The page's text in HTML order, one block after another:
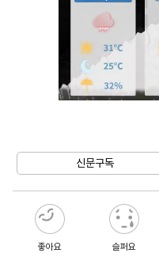
신문구독
좋아요 슬퍼요